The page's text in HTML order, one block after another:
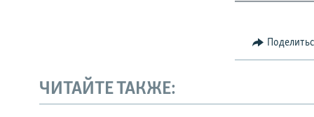
ЧИТАЙТЕ ТАКЖЕ: